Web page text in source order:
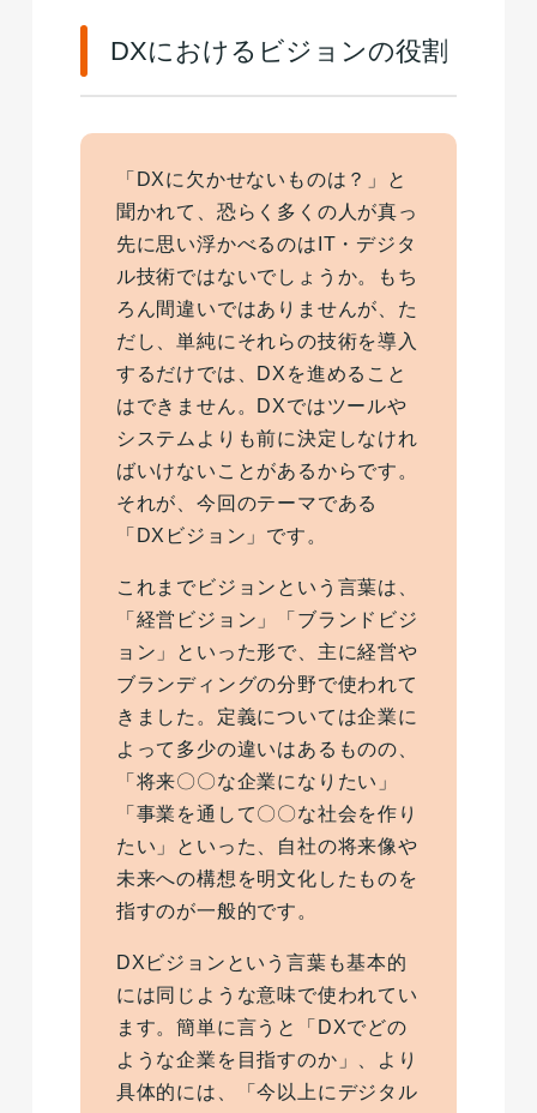
DXにおけるビジョンの役割
「DXに欠かせないものは？」と
聞かれて、恐らく多くの人が真っ
先に思い浮かべるのはIT・デジタ
ル技術ではないでしょうか。もち
ろん間違いではありませんが、た
だし、単純にそれらの技術を導入
するだけでは、DXを進めること
はできません。DXではツールや
システムよりも前に決定しなけれ
ばいけないことがあるからです。
それが、今回のテーマである
「DXビジョン」です。
これまでビジョンという言葉は、
「経営ビジョン」「ブランドビジ
ョン」といった形で、主に経営や
ブランディングの分野で使われて
きました。定義については企業に
よって多少の違いはあるものの、
「将来〇〇な企業になりたい」
「事業を通して〇〇な社会を作り
たい」といった、自社の将来像や
未来への構想を明文化したものを
指すのが一般的です。
DXビジョンという言葉も基本的
には同じような意味で使われてい
ます。簡単に言うと「DXでどの
ような企業を目指すのか」、より
具体的には、「今以上にデジタル